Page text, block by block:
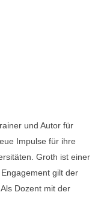
und Autor für
Impulse für ihre
Groth ist einer
gilt der
Dozent mit der